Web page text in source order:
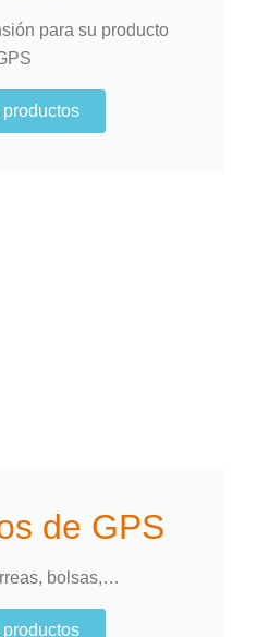
para su producto
productos
de GPS
bolsas,…
productos